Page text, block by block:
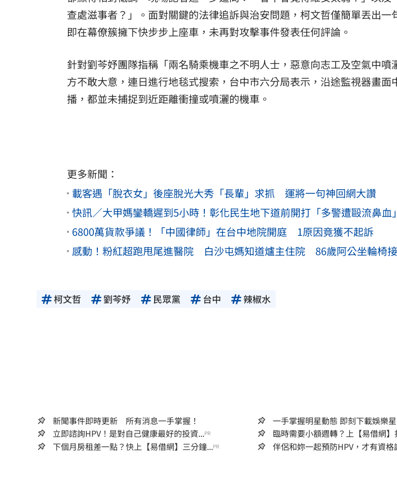
查處滋事者？」。面對關鍵的法律追訴與治安問題，柯文哲僅簡單丟出一
即在幕僚簇擁下快步步上座車，未再對攻擊事件發表任何評論。
針對劉芩妤團隊指稱「兩名騎乘機車之不明人士，惡意向志工及空氣中噴
方不敢大意，連日進行地毯式搜索，台中市六分局表示，沿途監視器畫面
播，都並未捕捉到近距離衝撞或噴灑的機車。
更多新聞：
載客遇「脫衣女」後座脫光大秀「長輩」求抓 運將一句神回網大讚
快訊／大甲媽鑾轎遲到5小時！彰化民生地下道前開打「多警遭毆流鼻血」
6800萬貨款爭議！「中國律師」在台中地院開庭 1原因竟獲不起訴
感動！粉紅超跑甩尾進醫院 白沙屯媽知道爐主住院 86歲阿公坐輪椅
柯文哲 劉芩妤 民眾黨 台中 辣椒水
新聞事件即時更新 所有消息一手掌握！
一手掌握明星動態 即刻下載
立即諮詢HPV！是對自己健康最好的投資...PR 臨時需要小額週轉？上【易借網】
下個月房租差一點？快上【易借網】三分鐘...PR 伴侶和妳一起預防HPV，才有資格